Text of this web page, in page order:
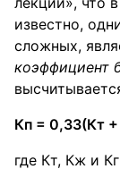
известно,
сложных,
коэффициент
Кп = 0,33(Кт
где Кт, Кж и